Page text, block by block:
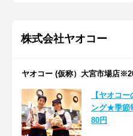
株式会社ヤオコー
ヤオコー (仮称）大宮市場店
【ヤオコ
ング★季節
80円